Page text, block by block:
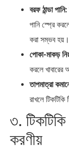
বরফ ঠান্ডা পানি:
পানি স্প্রে
করা সম্ভব হয়।
পোকা-মাকড়
করলে খাবারের
তাপমাত্রা
রাখলে টিকটিকি
৩.
করণীয়